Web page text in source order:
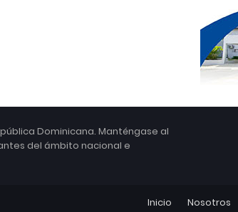
Dominicana. Manténgase al
del ámbito nacional e
Inicio Nosotros